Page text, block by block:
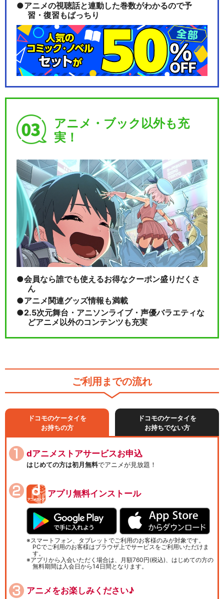
アニメの視聴話と連動した巻数がわかるので予
習・復習もばっちり
アニメ・ブック以外も充
実！
会員なら誰でも使えるお得なクーポン盛りだくさ
ん
アニメ関連グッズ情報も満載
2.5次元舞台・アニソンライブ・声優バラエティな
どアニメ以外のコンテンツも充実
ご利用までの流れ
ドコモのケータイを
お持ちの方
ドコモのケータイを
お持ちでない方
dアニメストアサービスお申込
はじめての方は初月無料でアニメが見放題！
アプリ無料インストール
スマートフォン、タブレットでご利用のお客様のみが対象です。
PCでご利用のお客様はブラウザ上でサービスをご利用いただけま
す。
アプリから入会いただく場合は、月額760円(税込)、はじめての方の
無料期間は入会日から14日間となります。
アニメをお楽しみください♪